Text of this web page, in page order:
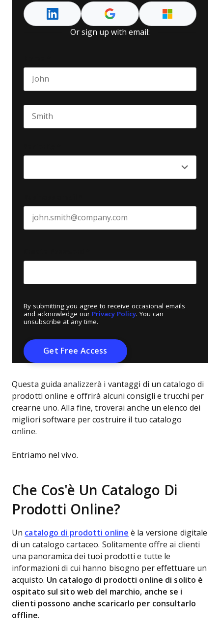
Or sign up with email:
By submitting you agree to receive occasional emails
and acknowledge our Privacy Policy. You can
unsubscribe at any time.
Questa guida analizzerà i vantaggi di un catalogo di
prodotti online e offrirà alcuni consigli e trucchi per
crearne uno. Alla fine, troverai anche un elenco dei
migliori software per costruire il tuo catalogo
online.
Entriamo nel vivo.
Che Cos'è Un Catalogo Di
Prodotti Online?
Un catalogo di prodotti online è la versione digitale
di un catalogo cartaceo. Solitamente offre ai clienti
una panoramica dei tuoi prodotti e tutte le
informazioni di cui hanno bisogno per effettuare un
acquisto. Un catalogo di prodotti online di solito è
ospitato sul sito web del marchio, anche se i
clienti possono anche scaricarlo per consultarlo
offline.